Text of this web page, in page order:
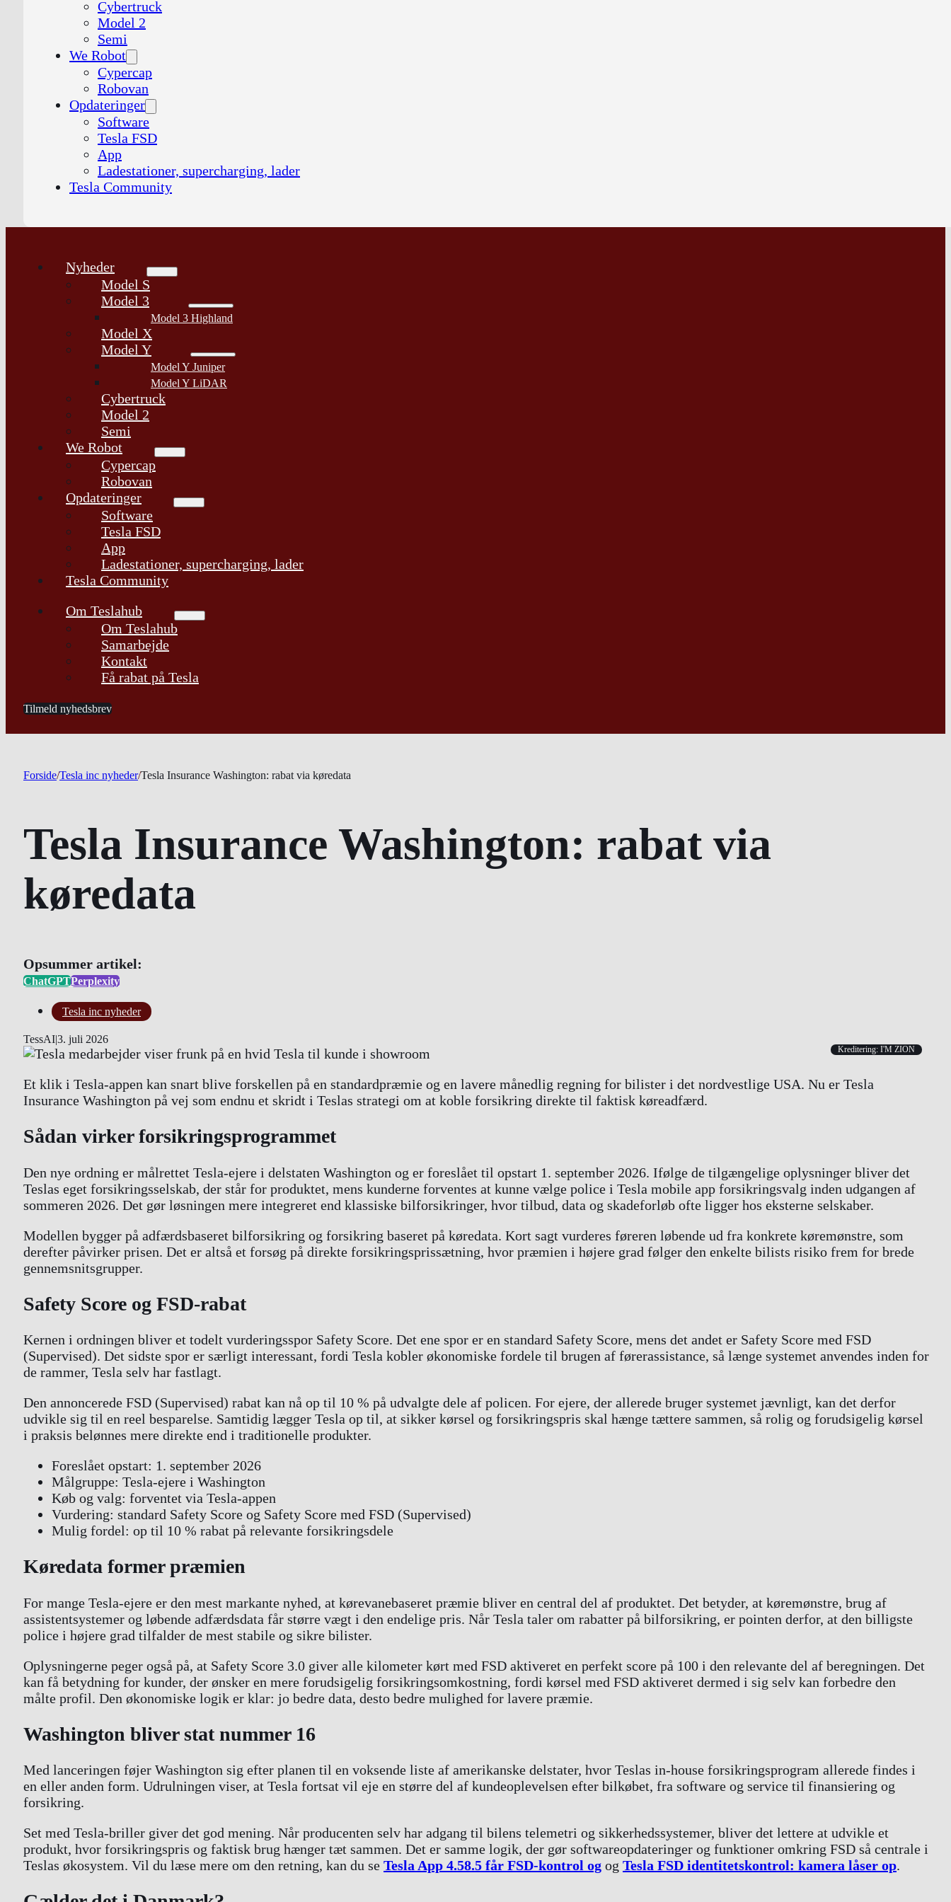
Cybertruck
Model 2
Semi
We Robot
Cypercap
Robovan
Opdateringer
Software
Tesla FSD
App
Ladestationer, supercharging, lader
Tesla Community
Nyheder
Model S
Model 3
Model 3 Highland
Model X
Model Y
Model Y Juniper
Model Y LiDAR
Cybertruck
Model 2
Semi
We Robot
Cypercap
Robovan
Opdateringer
Software
Tesla FSD
App
Ladestationer, supercharging, lader
Tesla Community
Om Teslahub
Om Teslahub
Samarbejde
Kontakt
Få rabat på Tesla
Tilmeld nyhedsbrev
Forside/Tesla inc nyheder/Tesla Insurance Washington: rabat via køredata
Tesla Insurance Washington: rabat via
køredata
Opsummer artikel:
ChatGPTPerplexity
Tesla inc nyheder
TessAI|3. juli 2026
Kreditering: I'M ZION
Et klik i Tesla-appen kan snart blive forskellen på en standardpræmie og en lavere månedlig regning for bilister i det nordvestlige USA. Nu er Tesla
Insurance Washington på vej som endnu et skridt i Teslas strategi om at koble forsikring direkte til faktisk køreadfærd.
Sådan virker forsikringsprogrammet
Den nye ordning er målrettet Tesla-ejere i delstaten Washington og er foreslået til opstart 1. september 2026. Ifølge de tilgængelige oplysninger bliver det
Teslas eget forsikringsselskab, der står for produktet, mens kunderne forventes at kunne vælge police i Tesla mobile app forsikringsvalg inden udgangen af
sommeren 2026. Det gør løsningen mere integreret end klassiske bilforsikringer, hvor tilbud, data og skadeforløb ofte ligger hos eksterne selskaber.
Modellen bygger på adfærdsbaseret bilforsikring og forsikring baseret på køredata. Kort sagt vurderes føreren løbende ud fra konkrete køremønstre, som
derefter påvirker prisen. Det er altså et forsøg på direkte forsikringsprissætning, hvor præmien i højere grad følger den enkelte bilists risiko frem for brede
gennemsnitsgrupper.
Safety Score og FSD-rabat
Kernen i ordningen bliver et todelt vurderingsspor Safety Score. Det ene spor er en standard Safety Score, mens det andet er Safety Score med FSD
(Supervised). Det sidste spor er særligt interessant, fordi Tesla kobler økonomiske fordele til brugen af førerassistance, så længe systemet anvendes inden for
de rammer, Tesla selv har fastlagt.
Den annoncerede FSD (Supervised) rabat kan nå op til 10 % på udvalgte dele af policen. For ejere, der allerede bruger systemet jævnligt, kan det derfor
udvikle sig til en reel besparelse. Samtidig lægger Tesla op til, at sikker kørsel og forsikringspris skal hænge tættere sammen, så rolig og forudsigelig kørsel
i praksis belønnes mere direkte end i traditionelle produkter.
Foreslået opstart: 1. september 2026
Målgruppe: Tesla-ejere i Washington
Køb og valg: forventet via Tesla-appen
Vurdering: standard Safety Score og Safety Score med FSD (Supervised)
Mulig fordel: op til 10 % rabat på relevante forsikringsdele
Køredata former præmien
For mange Tesla-ejere er den mest markante nyhed, at kørevanebaseret præmie bliver en central del af produktet. Det betyder, at køremønstre, brug af
assistentsystemer og løbende adfærdsdata får større vægt i den endelige pris. Når Tesla taler om rabatter på bilforsikring, er pointen derfor, at den billigste
police i højere grad tilfalder de mest stabile og sikre bilister.
Oplysningerne peger også på, at Safety Score 3.0 giver alle kilometer kørt med FSD aktiveret en perfekt score på 100 i den relevante del af beregningen. Det
kan få betydning for kunder, der ønsker en mere forudsigelig forsikringsomkostning, fordi kørsel med FSD aktiveret dermed i sig selv kan forbedre den
målte profil. Den økonomiske logik er klar: jo bedre data, desto bedre mulighed for lavere præmie.
Washington bliver stat nummer 16
Med lanceringen føjer Washington sig efter planen til en voksende liste af amerikanske delstater, hvor Teslas in-house forsikringsprogram allerede findes i
en eller anden form. Udrulningen viser, at Tesla fortsat vil eje en større del af kundeoplevelsen efter bilkøbet, fra software og service til finansiering og
forsikring.
Set med Tesla-briller giver det god mening. Når producenten selv har adgang til bilens telemetri og sikkerhedssystemer, bliver det lettere at udvikle et
produkt, hvor forsikringspris og faktisk brug hænger tæt sammen. Det er samme logik, der gør softwareopdateringer og funktioner omkring FSD så centrale i
Teslas økosystem. Vil du læse mere om den retning, kan du se Tesla App 4.58.5 får FSD-kontrol og og Tesla FSD identitetskontrol: kamera låser op.